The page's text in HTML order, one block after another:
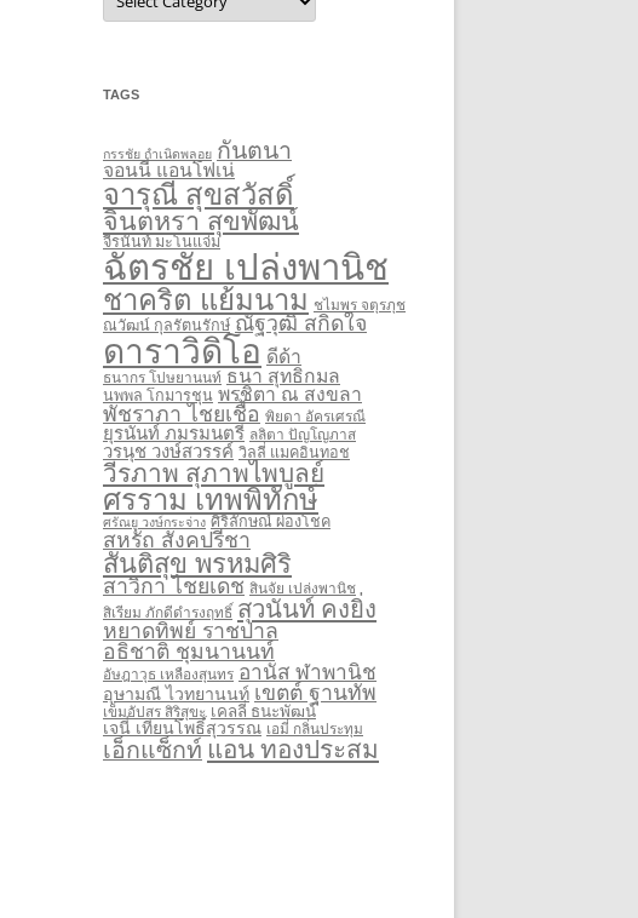
TAGS
กรรชัย กำเนิดพลอย กันตนา
จอนนี่ แอนโฟเน่
จารุณี สุขสวัสดิ์
จินตหรา สุขพัฒน์
จีรนันท์ มะโนแจ่ม
ฉัตรชัย เปล่งพานิช
ชาคริต แย้มนาม ชไมพร จตุรภุช
ณวัฒน์ กุลรัตนรักษ์ ณัฐวุฒิ สกิดใจ
ดาราวิดิโอ ดีด้า
ธนากร โปษยานนท์ ธนา สุทธิกมล
นพพล โกมารชุน พรชิตา ณ สงขลา
พัชราภา ไชยเชื้อ พิยดา อัครเศรณี
ยุรนันท์ ภมรมนตรี ลลิตา ปัญโญภาส
วรนุช วงษ์สวรรค์ วิลลี่ แมคอินทอช
วีรภาพ สุภาพไพบูลย์
ศรราม เทพพิทักษ์
ศรัณยู วงษ์กระจ่าง ศิริลักษณ์ ผ่องโชค
สหรัถ สังคปรีชา
สันติสุข พรหมศิริ
สาวิกา ไชยเดช สินจัย เปล่งพานิช
สิเรียม ภักดีดำรงฤทธิ์ สุวนันท์ คงยิ่ง
หยาดทิพย์ ราชปาล
อธิชาติ ชุมนานนท์
อัษฎาวุธ เหลืองสุนทร อานัส ฬาพานิช
อุษามณี ไวทยานนท์ เขตต์ ฐานทัพ
เข็มอัปสร สิริสุขะ เคลลี่ ธนะพัฒน์
เจนี่ เทียนโพธิ์สุวรรณ เอมี่ กลิ่นประทุม
เอ็กแซ็กท์ แอน ทองประสม